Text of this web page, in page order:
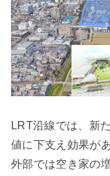
LRT沿線では、新
値に下支え効果が
外部では空き家の